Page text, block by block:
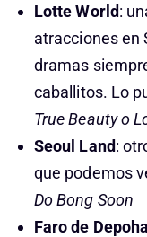
Lotte World:
atracciones en
dramas
caballitos. Lo
True Beauty o
Seoul Land:
que podemos
Do Bong Soon
Faro de